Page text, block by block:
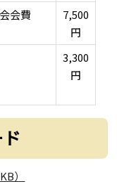
会費
7,500
円
3,300
円
）